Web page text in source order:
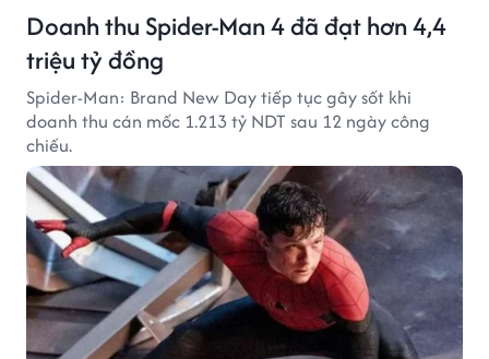
Doanh thu Spider-Man 4 đã đạt hơn 4,4
triệu tỷ đồng
Spider-Man: Brand New Day tiếp tục gây sốt khi
doanh thu cán mốc 1.213 tỷ NDT sau 12 ngày công
chiếu.